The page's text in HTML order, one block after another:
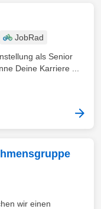
JobRad
als Senior
Deine Karriere ...
wir einen